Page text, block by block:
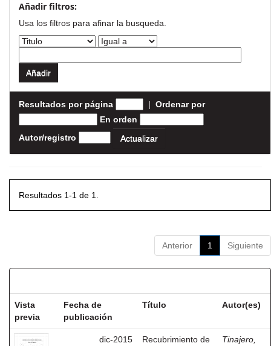
Añadir filtros:
Usa los filtros para afinar la busqueda.
Resultados por página | Ordenar por
En orden
Autor/registro
Resultados 1-1 de 1.
Anterior 1 Siguiente
Vista
previa
Fecha de
publicación
Título Autor(es)
dic-2015
Recubrimiento de
Tinajero,